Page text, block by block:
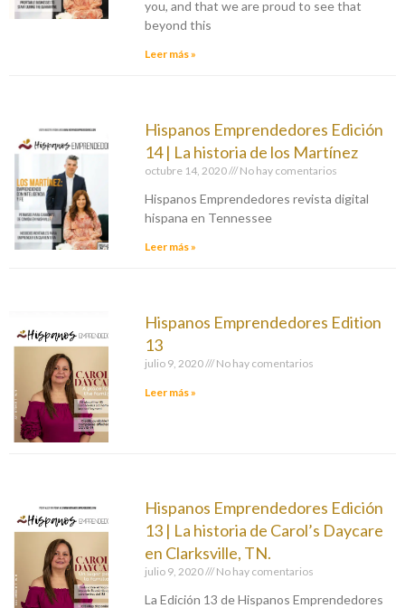
you, and that we are proud to see that
beyond this
Leer más »
Hispanos Emprendedores Edición
14 | La historia de los Martínez
octubre 14, 2020 No hay comentarios
Hispanos Emprendedores revista digital
hispana en Tennessee
Leer más »
Hispanos Emprendedores Edition
13
julio 9, 2020 No hay comentarios
Leer más »
Hispanos Emprendedores Edición
13 | La historia de Carol’s Daycare
en Clarksville, TN.
julio 9, 2020 No hay comentarios
La Edición 13 de Hispanos Emprendedores